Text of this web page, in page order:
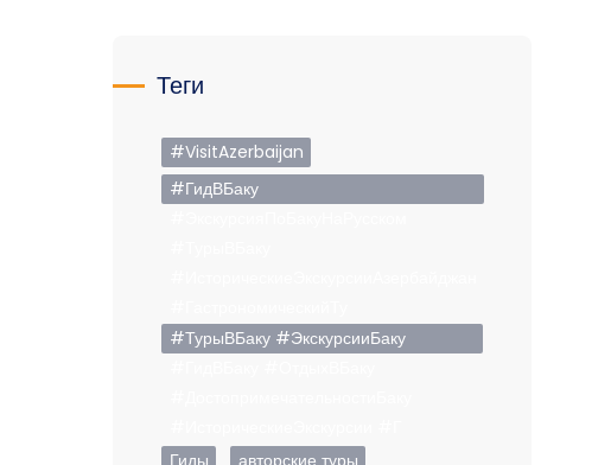
Теги
#VisitAzerbaijan
#ГидВБаку
#ТурыВБаку #ЭкскурсииБаку
Гиды
авторские туры